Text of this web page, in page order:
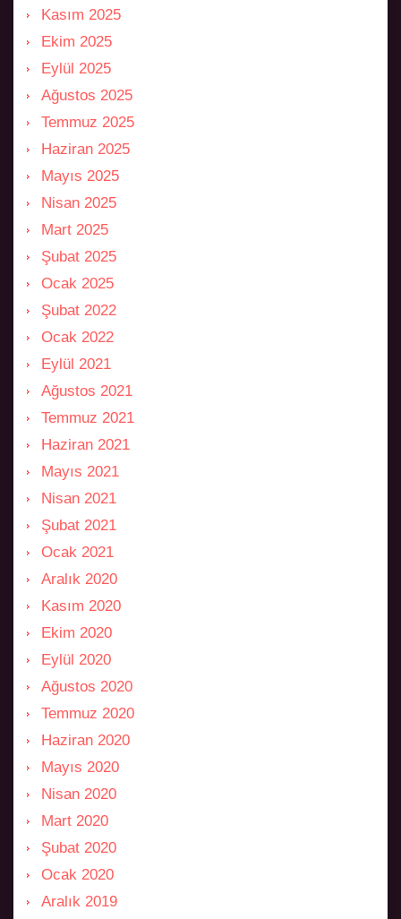
Kasım 2025
Ekim 2025
Eylül 2025
Ağustos 2025
Temmuz 2025
Haziran 2025
Mayıs 2025
Nisan 2025
Mart 2025
Şubat 2025
Ocak 2025
Şubat 2022
Ocak 2022
Eylül 2021
Ağustos 2021
Temmuz 2021
Haziran 2021
Mayıs 2021
Nisan 2021
Şubat 2021
Ocak 2021
Aralık 2020
Kasım 2020
Ekim 2020
Eylül 2020
Ağustos 2020
Temmuz 2020
Haziran 2020
Mayıs 2020
Nisan 2020
Mart 2020
Şubat 2020
Ocak 2020
Aralık 2019